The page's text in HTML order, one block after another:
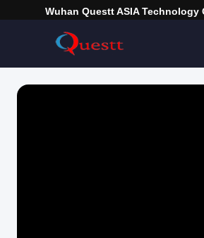
Wuhan Questt ASIA Technology